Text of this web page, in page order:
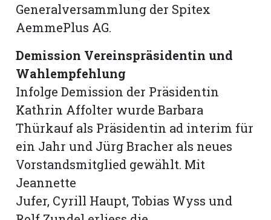
Generalversammlung der Spitex
AemmePlus AG.
Demission Vereinspräsidentin und
Wahlempfehlung
Infolge Demission der Präsidentin
Kathrin Affolter wurde Barbara
Thürkauf als Präsidentin ad interim für
ein Jahr und Jürg Bracher als neues
Vorstandsmitglied gewählt. Mit
Jeannette ­
Jufer, Cyrill Haupt, Tobias Wyss und